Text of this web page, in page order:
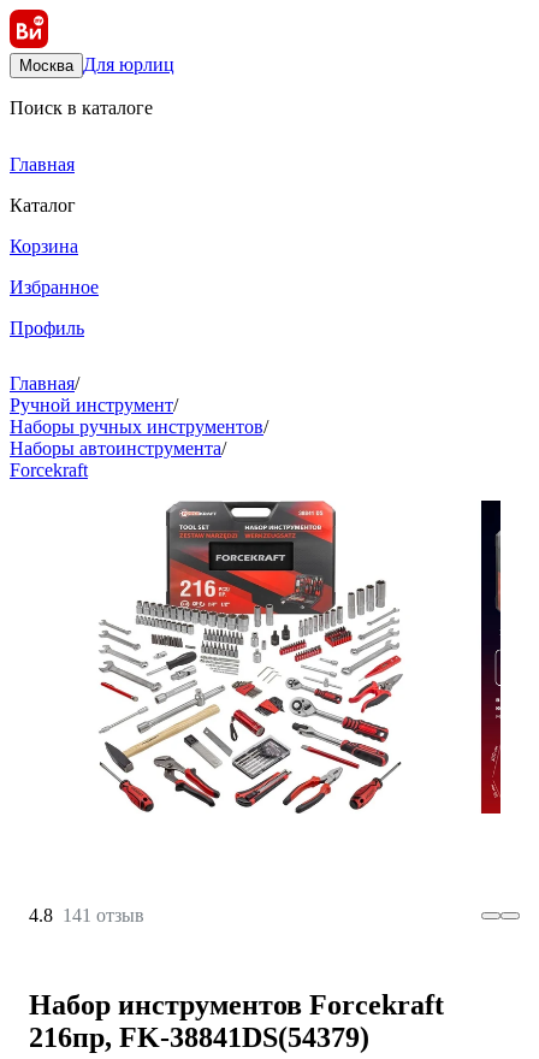
Москва Для юрлиц
Поиск в каталоге
Главная
Каталог
Корзина
Избранное
Профиль
Главная/
Ручной инструмент/
Наборы ручных инструментов/
Наборы автоинструмента/
Forcekraft
4.8 141 отзыв
Набор инструментов Forcekraft
216пр, FK-38841DS(54379)